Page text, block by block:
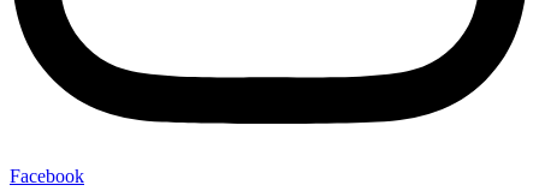
Facebook